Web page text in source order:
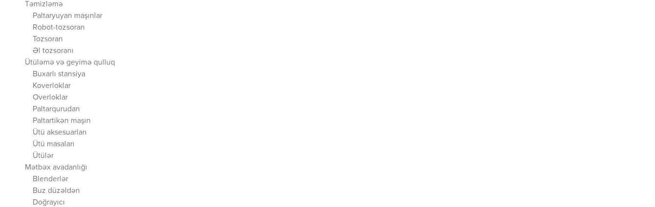
Təmizləmə
Paltaryuyan maşınlar
Robot-tozsoran
Tozsoran
Əl tozsoranı
Ütüləmə və geyimə qulluq
Buxarlı stansiya
Koverloklar
Overloklar
Paltarqurudan
Paltartikən maşın
Ütü aksesuarları
Ütü masaları
Ütülər
Mətbəx avadanlığı
Blenderlər
Buz düzəldən
Doğrayıcı